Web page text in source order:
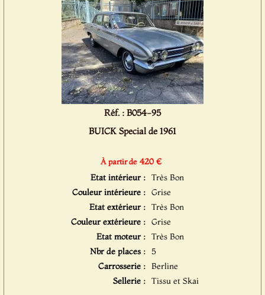
Réf. : B054-95
BUICK Special de 1961
À partir de 420 €
Etat intérieur : Très Bon
Couleur intérieure : Grise
Etat extérieur : Très Bon
Couleur extérieure : Grise
Etat moteur : Très Bon
Nbr de places : 5
Carrosserie : Berline
Sellerie : Tissu et Skai